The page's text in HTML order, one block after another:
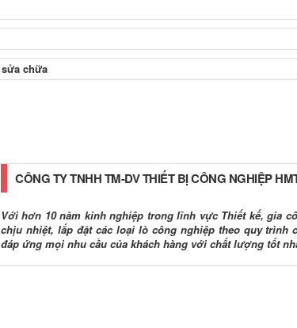
CÔNG TY TNHH TM-DV THIẾT BỊ CÔNG NGHIỆP
Với hơn 10 năm kinh nghiệp trong lĩnh vực Thiết kế, gia
chịu nhiệt, lắp đặt các loại lò công nghiệp theo quy trình
đáp ứng mọi nhu cầu của khách hàng với chất lượng tốt